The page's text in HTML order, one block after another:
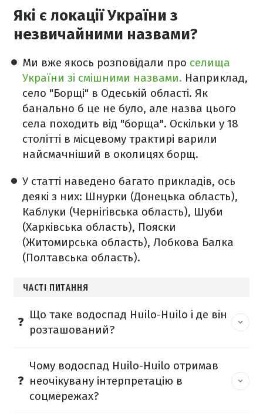
Які є локації України з
незвичайними назвами?
Ми вже якось розповідали про селища
України зі смішними назвами. Наприклад,
село "Борщі" в Одеській області. Як
банально б це не було, але назва цього
села походить від "борща". Оскільки у 18
столітті в місцевому трактирі варили
найсмачніший в околицях борщ.
У статті наведено багато прикладів, ось
деякі з них: Шнурки (Донецька область),
Каблуки (Чернігівська область), Шуби
(Харківська область), Пояски
(Житомирська область), Лобкова Балка
(Полтавська область).
ЧАСТІ ПИТАННЯ
Що таке водоспад Huilo-Huilo і де він
розташований?
Чому водоспад Huilo-Huilo отримав
неочікувану інтерпретацію в
соцмережах?